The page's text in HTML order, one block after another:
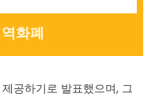
화폐
공하기로 발표했으며, 그